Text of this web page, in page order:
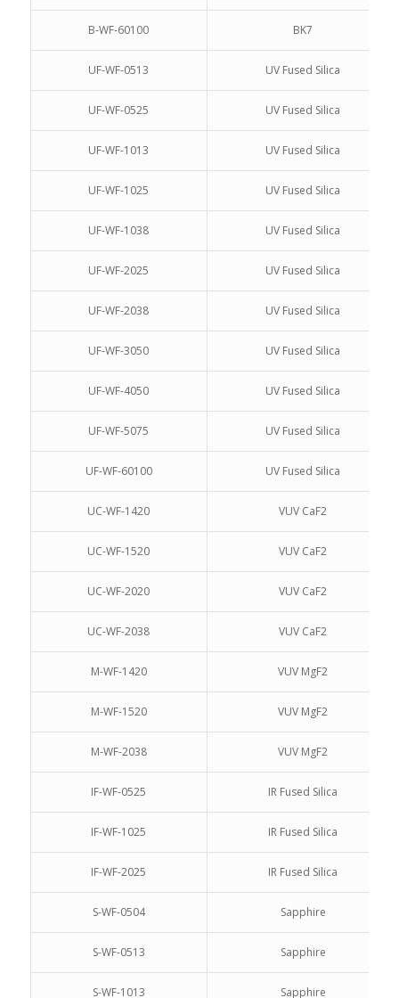
B-WF-60100 BK7
UF-WF-0513 UV Fused Silica
UF-WF-0525 UV Fused Silica
UF-WF-1013 UV Fused Silica
UF-WF-1025 UV Fused Silica
UF-WF-1038 UV Fused Silica
UF-WF-2025 UV Fused Silica
UF-WF-2038 UV Fused Silica
UF-WF-3050 UV Fused Silica
UF-WF-4050 UV Fused Silica
UF-WF-5075 UV Fused Silica
UF-WF-60100 UV Fused Silica
UC-WF-1420 VUV CaF2
UC-WF-1520 VUV CaF2
UC-WF-2020 VUV CaF2
UC-WF-2038 VUV CaF2
M-WF-1420 VUV MgF2
M-WF-1520 VUV MgF2
M-WF-2038 VUV MgF2
IF-WF-0525 IR Fused Silica
IF-WF-1025 IR Fused Silica
IF-WF-2025 IR Fused Silica
S-WF-0504 Sapphire
S-WF-0513 Sapphire
S-WF-1013 Sapphire